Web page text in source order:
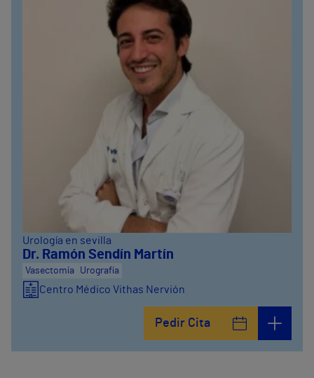
Urología en sevilla
Dr. Ramón Sendín Martín
Vasectomía Urografía
Centro Médico Vithas Nervión
Pedir Cita